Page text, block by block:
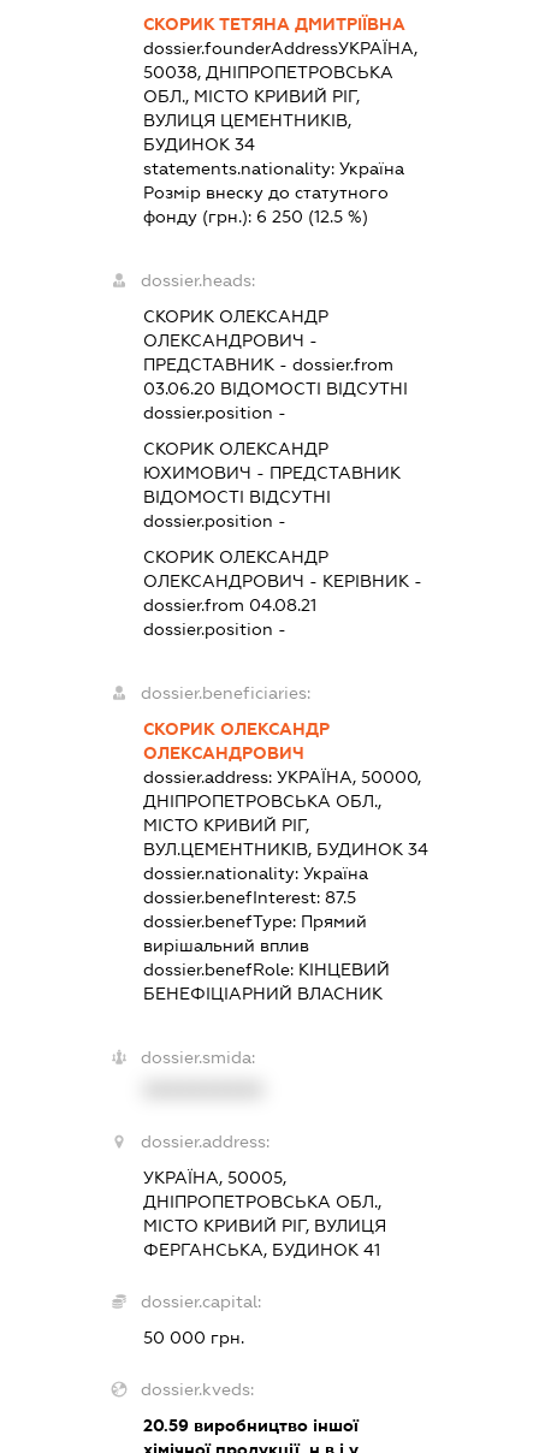
СКОРИК ТЕТЯНА ДМИТРІЇВНА
dossier.founderAddressУКРАЇНА,
50038, ДНІПРОПЕТРОВСЬКА
ОБЛ., МІСТО КРИВИЙ РІГ,
ВУЛИЦЯ ЦЕМЕНТНИКІВ,
БУДИНОК 34
statements.nationality: Україна
Розмір внеску до статутного
фонду (грн.): 6 250 (12.5 %)
dossier.heads:
СКОРИК ОЛЕКСАНДР
ОЛЕКСАНДРОВИЧ -
ПРЕДСТАВНИК- dossier.from
03.06.20 ВІДОМОСТІ ВІДСУТНІ
dossier.position -
СКОРИК ОЛЕКСАНДР
ЮХИМОВИЧ - ПРЕДСТАВНИК
ВІДОМОСТІ ВІДСУТНІ
dossier.position -
СКОРИК ОЛЕКСАНДР
ОЛЕКСАНДРОВИЧ - КЕРІВНИК-
dossier.from 04.08.21
dossier.position -
dossier.beneficiaries:
СКОРИК ОЛЕКСАНДР
ОЛЕКСАНДРОВИЧ
dossier.address: УКРАЇНА, 50000,
ДНІПРОПЕТРОВСЬКА ОБЛ.,
МІСТО КРИВИЙ РІГ,
ВУЛ.ЦЕМЕНТНИКІВ, БУДИНОК 34
dossier.nationality: Україна
dossier.benefInterest: 87.5
dossier.benefType: Прямий
вирішальний вплив
dossier.benefRole: КІНЦЕВИЙ
БЕНЕФІЦІАРНИЙ ВЛАСНИК
dossier.smida:
dossier.address:
УКРАЇНА, 50005,
ДНІПРОПЕТРОВСЬКА ОБЛ.,
МІСТО КРИВИЙ РІГ, ВУЛИЦЯ
ФЕРГАНСЬКА, БУДИНОК 41
dossier.capital:
50 000 грн.
dossier.kveds:
20.59виробництво іншої